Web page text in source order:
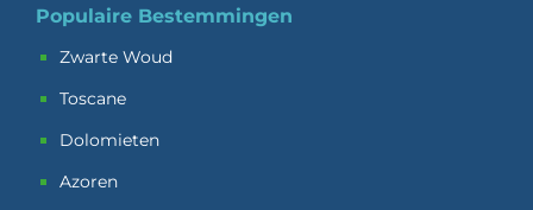
Populaire Bestemmingen
Zwarte Woud
Toscane
Dolomieten
Azoren